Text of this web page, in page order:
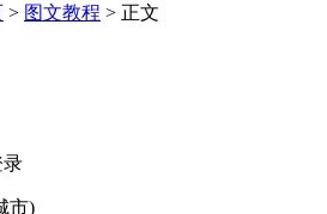
> 图文教程 > 正文
录
市)